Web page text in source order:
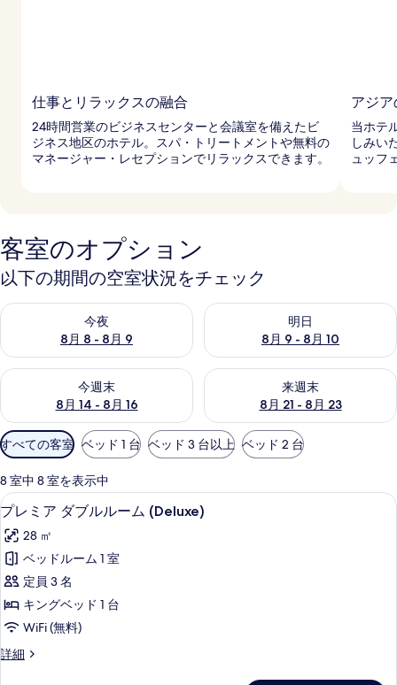
仕事とリラックスの融合
24時間営業のビジネスセンターと会議室を備えたビ
ジネス地区のホテル。スパ・トリートメントや無料の
マネージャー・レセプションでリラックスできます。
アジア
当ホテ
しみい
ュッフ
客室のオプション
以下の期間の空室状況をチェック
今夜
8月 8 - 8月 9
今夜 8月 8 - 8月 9 の空室状況をチェック
明日
8月 9 - 8月 10
明日 8月 9 - 8月 10 の空室状
今週末
8月 14 - 8月 16
今週末 8月 14 - 8月 16 の空室状況をチェック
来週末
8月 21 - 8月 23
来週末 8月 21 - 8月 23 の空室
利
用
可
能
な
客
室
の
り
込
み
すべての客室 ベッド 1 台 ベッド 3 台以上 ベッド 2 台
8 室中 8 室を表示中
プ
レ
ミ
ア
ダ
ブ
ル
ル
ミニバー、セーフティボックス (室内
7
プレミア ダブルルーム (Deluxe)
28 ㎡
ベッドルーム 1 室
定員 3 名
キングベッド 1 台
WiFi (無料)
詳細
プ